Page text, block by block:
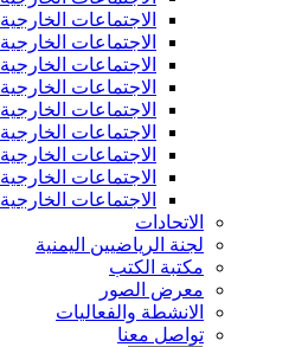
الاجتماعات الخارجية 2013م
الاجتماعات الخارجية 2014م
الاجتماعات الخارجية 2015م
الاجتماعات الخارجية 2016م
الاجتماعات الخارجية 2017م
الاجتماعات الخارجية 2018م
الاجتماعات الخارجية 2019م
الاجتماعات الخارجية 2020م
الاجتماعات الخارجية 2021م
الاتحادات
لجنة الرياضيين اليمنية
مكتبة الكتب
معرض الصور
الانشطة والفعاليات
تواصل معنا